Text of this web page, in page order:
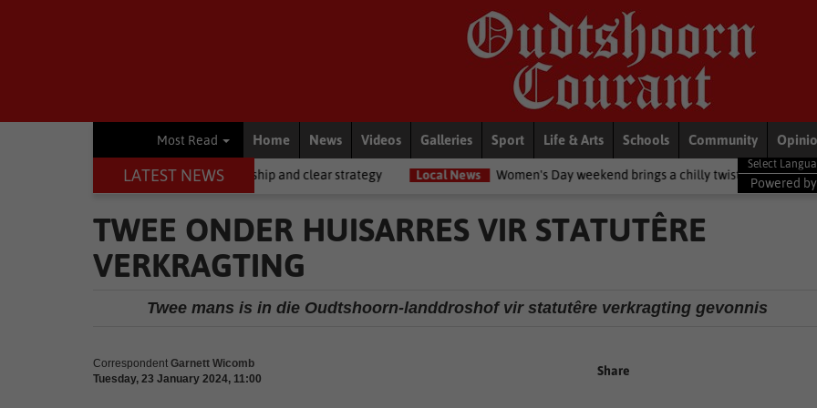
Most Read Home News Videos Galleries Sport Life & Arts Schools Community
LATEST NEWS
it requires stronger leadership and clear strategy Local News Women's Day weekend brings a chilly twist to the Garden Route
Powered by
TWEE ONDER HUISARRES VIR STATUTÊRE
VERKRAGTING
Twee mans is in die Oudtshoorn-landdroshof vir statutêre verkragting gevonnis
Correspondent Garnett Wicomb
Tuesday, 23 January 2024, 11:00
Share